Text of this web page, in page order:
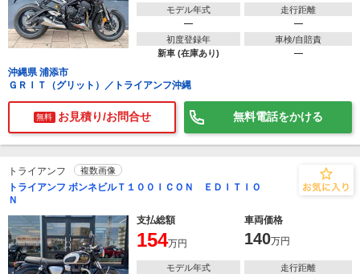
モデル年式
―
走行距離
―
初度登録年
新車 (在庫あり)
車検/自賠責
―
沖縄県 浦添市
ＧＲＩＴ（グリット）／トライアンフ沖縄
無料 お見積り/お問合せ 無料電話をかける
トライアンフ 複数画像
トライアンフ ボンネビルＴ１００ＩＣＯＮ ＥＤＩＴＩＯ
Ｎ
支払総額
車両価格
154万円 140万円
モデル年式
走行距離